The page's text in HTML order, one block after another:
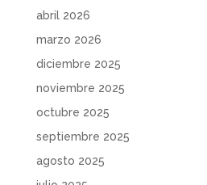
abril 2026
marzo 2026
diciembre 2025
noviembre 2025
octubre 2025
septiembre 2025
agosto 2025